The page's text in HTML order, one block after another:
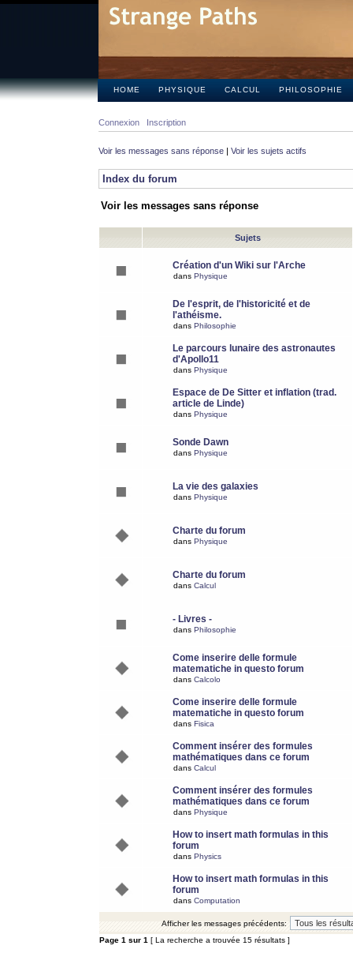
HOME PHYSIQUE CALCUL PHILOSOPHIE
Connexion Inscription
Voir les messages sans réponse | Voir les sujets actifs
Index du forum
Voir les messages sans réponse
Sujets
Création d'un Wiki sur l'Arche
dans Physique
De l'esprit, de l'historicité et de
l'athéisme.
dans Philosophie
Le parcours lunaire des astronautes
d'Apollo11
dans Physique
Espace de De Sitter et inflation (trad.
article de Linde)
dans Physique
Sonde Dawn
dans Physique
La vie des galaxies
dans Physique
Charte du forum
dans Physique
Charte du forum
dans Calcul
- Livres -
dans Philosophie
Come inserire delle formule
matematiche in questo forum
dans Calcolo
Come inserire delle formule
matematiche in questo forum
dans Fisica
Comment insérer des formules
mathématiques dans ce forum
dans Calcul
Comment insérer des formules
mathématiques dans ce forum
dans Physique
How to insert math formulas in this
forum
dans Physics
How to insert math formulas in this
forum
dans Computation
Afficher les messages précédents:
Page 1 sur 1 [ La recherche a trouvée 15 résultats ]